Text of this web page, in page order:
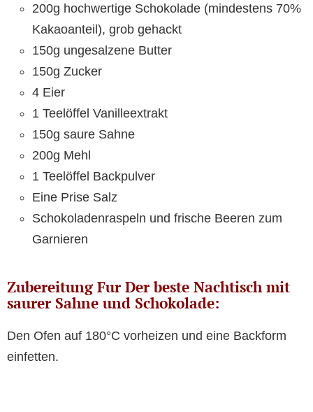
200g hochwertige Schokolade (mindestens 70%
Kakaoanteil), grob gehackt
150g ungesalzene Butter
150g Zucker
4 Eier
1 Teelöffel Vanilleextrakt
150g saure Sahne
200g Mehl
1 Teelöffel Backpulver
Eine Prise Salz
Schokoladenraspeln und frische Beeren zum
Garnieren
Zubereitung Fur Der beste Nachtisch mit
saurer Sahne und Schokolade:
Den Ofen auf 180°C vorheizen und eine Backform
einfetten.